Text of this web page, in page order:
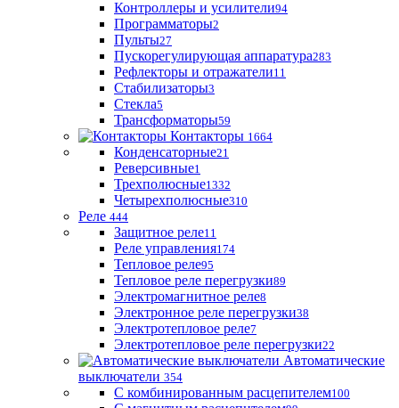
Контроллеры и усилители94
Программаторы2
Пульты27
Пускорегулирующая аппаратура283
Рефлекторы и отражатели11
Стабилизаторы3
Стекла5
Трансформаторы59
Контакторы 1664
Конденсаторные21
Реверсивные1
Трехполюсные1332
Четырехполюсные310
Реле 444
Защитное реле11
Реле управления174
Тепловое реле95
Тепловое реле перегрузки89
Электромагнитное реле8
Электронное реле перегрузки38
Электротепловое реле7
Электротепловое реле перегрузки22
Автоматические
выключатели 354
С комбинированным расцепителем100